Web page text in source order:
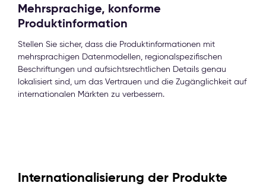
Mehrsprachige, konforme
Produktinformation
Stellen Sie sicher, dass die Produktinformationen mit
mehrsprachigen Datenmodellen, regionalspezifischen
Beschriftungen und aufsichtsrechtlichen Details genau
lokalisiert sind, um das Vertrauen und die Zugänglichkeit auf
internationalen Märkten zu verbessern.
Internationalisierung der Produkte